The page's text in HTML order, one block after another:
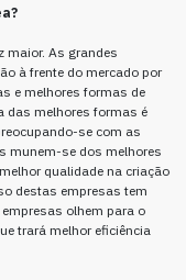
maior. As grandes
à frente do mercado por
e melhores formas de
das melhores formas é
se com as
munem-se dos melhores
qualidade na criação
destas empresas tem
olhem para o
trará melhor eficiência